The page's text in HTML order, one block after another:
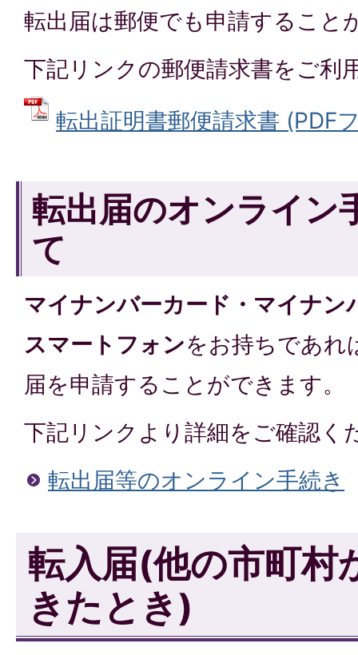
転出届は郵便でも申請すること
下記リンクの郵便請求書をご利
転出証明書郵便請求書 (PDF
転出届のオンライン
て
マイナンバーカード・マイナン
スマートフォンをお持ちであれ
届を申請することができます。
下記リンクより詳細をご確認く
転出届等のオンライン手続き
転入届(他の市町村
きたとき)